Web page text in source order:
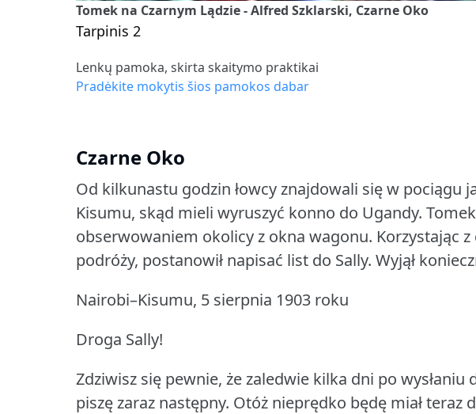
Tomek na Czarnym Lądzie - Alfred Szklarski, Czarne Oko
Tarpinis 2
Lenkų pamoka, skirta skaitymo praktikai
Pradėkite mokytis šios pamokos dabar
Czarne Oko
Od kilkunastu godzin łowcy znajdowali się w pociągu
Kisumu, skąd mieli wyruszyć konno do Ugandy.
obserwowaniem okolicy z okna wagonu. Korzystając
podróży, postanowił napisać list do Sally. Wyjął
Nairobi–Kisumu, 5 sierpnia 1903 roku
Droga Sally!
Zdziwisz się pewnie, że zaledwie kilka dni po wysłaniu
piszę zaraz następny. Otóż nieprędko będę miał teraz